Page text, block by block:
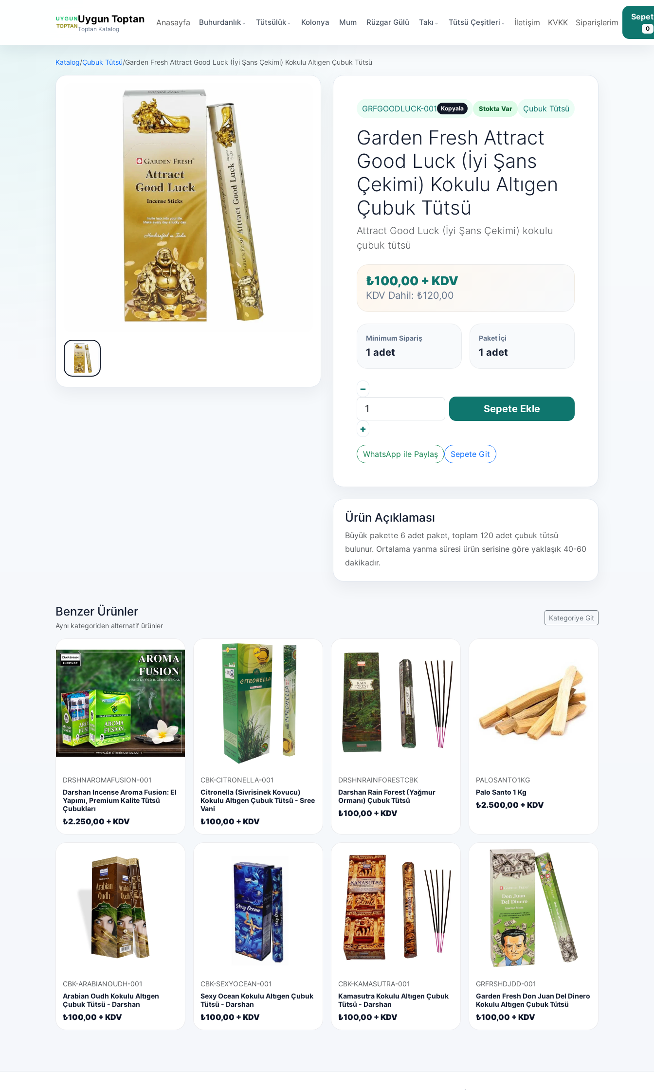
Uygun Toptan
Toptan Katalog
Anasayfa Buhurdanlık Tütsülük Kolonya Mum Rüzgar Gülü Takı Tütsü Çeşitleri İletişim KVKK Siparişlerim
0
Katalog/Çubuk Tütsü/Garden Fresh Attract Good Luck (İyi Şans Çekimi) Kokulu Altıgen Çubuk Tütsü
GRFGOODLUCK-001 Kopyala Stokta Var Çubuk Tütsü
Garden Fresh Attract
Good Luck (İyi Şans
Çekimi) Kokulu Altıgen
Çubuk Tütsü
Attract Good Luck (İyi Şans Çekimi) kokulu
çubuk tütsü
₺100,00 + KDV
KDV Dahil: ₺120,00
Minimum Sipariş
1 adet
Paket İçi
1 adet
−
+
Sepete Ekle
WhatsApp ile Paylaş Sepete Git
Ürün Açıklaması
Büyük pakette 6 adet paket, toplam 120 adet çubuk tütsü
bulunur. Ortalama yanma süresi ürün serisine göre yaklaşık 40-60
dakikadır.
Benzer Ürünler
Aynı kategoriden alternatif ürünler
Kategoriye Git
DRSHNAROMAFUSION-001
Darshan Incense Aroma Fusion: El
Yapımı, Premium Kalite Tütsü
Çubukları
₺2.250,00 + KDV
CBK-CITRONELLA-001
Citronella (Sivrisinek Kovucu)
Kokulu Altıgen Çubuk Tütsü - Sree
Vani
₺100,00 + KDV
DRSHNRAINFORESTCBK
Darshan Rain Forest (Yağmur
Ormanı) Çubuk Tütsü
₺100,00 + KDV
PALOSANTO1KG
Palo Santo 1 Kg
₺2.500,00 + KDV
CBK-ARABIANOUDH-001
Arabian Oudh Kokulu Altıgen
Çubuk Tütsü - Darshan
₺100,00 + KDV
CBK-SEXYOCEAN-001
Sexy Ocean Kokulu Altıgen Çubuk
Tütsü - Darshan
₺100,00 + KDV
CBK-KAMASUTRA-001
Kamasutra Kokulu Altıgen Çubuk
Tütsü - Darshan
₺100,00 + KDV
GRFRSHDJDD-001
Garden Fresh Don Juan Del Dinero
Kokulu Altıgen Çubuk Tütsü
₺100,00 + KDV